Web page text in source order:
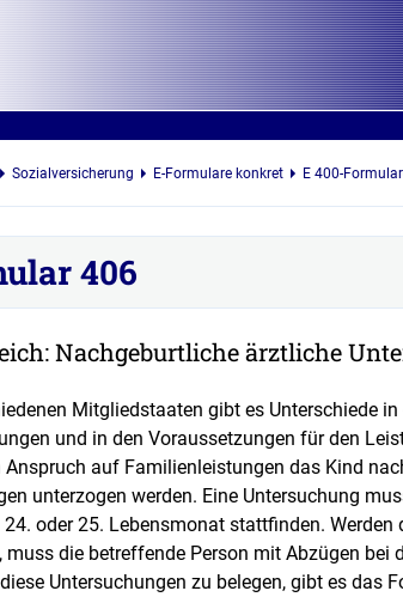
Sozialversicherung E-Formulare konkret E 400-
406
Nachgeburtliche ärztliche
Mitgliedstaaten gibt es Unterschiede in
und in den Voraussetzungen für den
Anspruch auf Familienleistungen das Kind
unterzogen werden. Eine Untersuchung
oder 25. Lebensmonat stattfinden. Werden
muss die betreffende Person mit Abzügen bei
Untersuchungen zu belegen, gibt es das